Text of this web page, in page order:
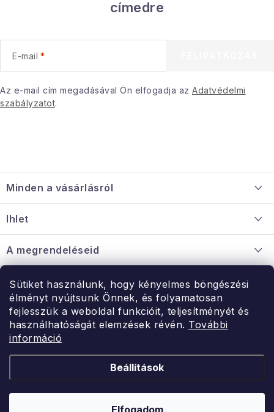
Sütiket használunk, hogy kényelmes böngészési
élményt nyújtsunk Önnek, és folyamatosan
fejlesszük a weboldal funkcióit, teljesítményét és
használhatóságát elemzések révén. További
információ
Beállítások
Elfogadom
e
m
e
i
címedre
E-mail
Az e-mail cím megadásával Ön elfogadja az Adatvédelmi
szabályzatot.
á
b
é
c
Minden a vásárlásról
Információ a mellékletről
Nagykereskedelmi együttműködés
Ihlet
A megrendeléseid
Érintkezés
Rendelésem
Érintkezés
Hé-Pé: 9:00-15:00
uzlet@modernvasarlas.hu
Kereskedelem feltételei
ModernVasarlas.hu. Minden jog fenntartva.